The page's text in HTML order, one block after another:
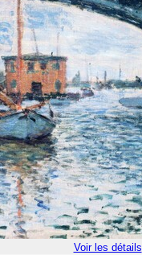
Voir les détails